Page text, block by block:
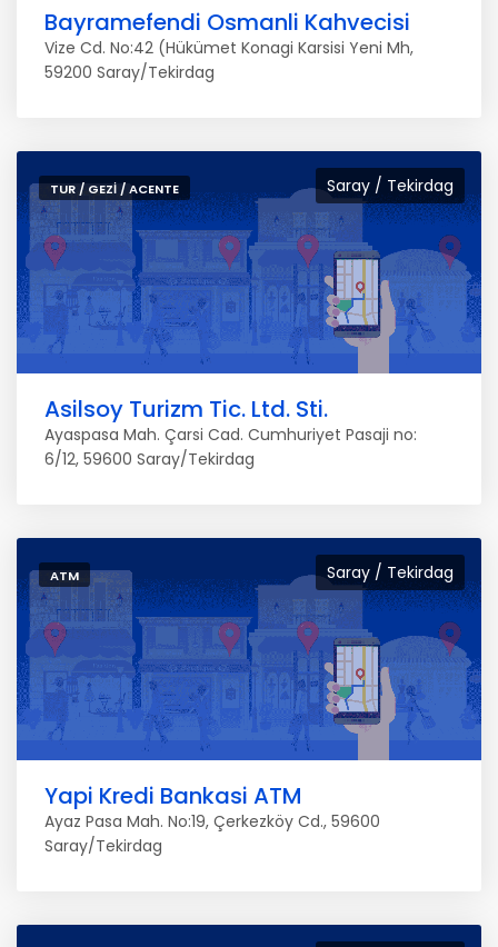
Bayramefendi Osmanli Kahvecisi
Vize Cd. No:42 (Hükümet Konagi Karsisi Yeni Mh,
59200 Saray/Tekirdag
Saray / Tekirdag
TUR / GEZI / ACENTE
Asilsoy Turizm Tic. Ltd. Sti.
Ayaspasa Mah. Çarsi Cad. Cumhuriyet Pasaji no:
6/12, 59600 Saray/Tekirdag
Saray / Tekirdag
ATM
Yapi Kredi Bankasi ATM
Ayaz Pasa Mah. No:19, Çerkezköy Cd., 59600
Saray/Tekirdag